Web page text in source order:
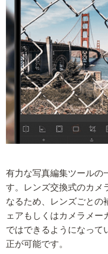
有力な写真編集ツールの
す。レンズ交換式のカメ
なるため、レンズごとの
ェアもしくはカメラメ
ではできるようになって
正が可能です。